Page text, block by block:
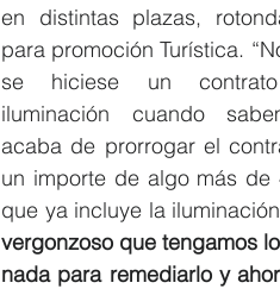
en distintas plazas,
para promoción Turística.
se hiciese un
iluminación cuando
acaba de prorrogar el
un importe de algo más de
que ya incluye la
vergonzoso que tengamos
nada para remediarlo y